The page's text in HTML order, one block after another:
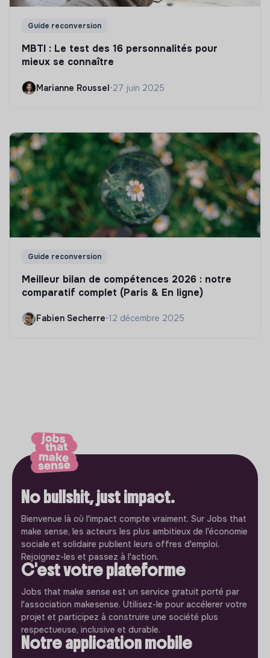
Guide reconversion
MBTI : Le test des 16 personnalités pour
mieux se connaître
Marianne Roussel•27 juin 2025
Guide reconversion
Meilleur bilan de compétences 2026 : notre
comparatif complet (Paris & En ligne)
Fabien Secherre•12 décembre 2025
No bullshit, just impact.
Bienvenue là où l'impact compte vraiment. Sur Jobs that
make sense, les acteurs les plus ambitieux de l'économie
sociale et solidaire publient leurs offres d'emploi.
Rejoignez-les et passez à l'action.
C'est votre plateforme
Jobs that make sense est un service gratuit porté par
l'association makesense. Utilisez-le pour accélerer votre
projet et participez à construire une société plus
respectueuse, inclusive et durable.
Notre application mobile